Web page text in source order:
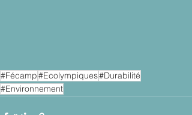
#Fécamp#Ecolympiques#Durabilité
#Environnement